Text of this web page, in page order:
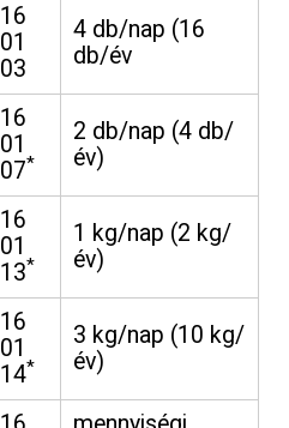
16
01
03
4 db/nap (16
db/év
16
01
07*
2 db/nap (4 db/
év)
16
01
13*
1 kg/nap (2 kg/
év)
16
01
14*
3 kg/nap (10 kg/
év)